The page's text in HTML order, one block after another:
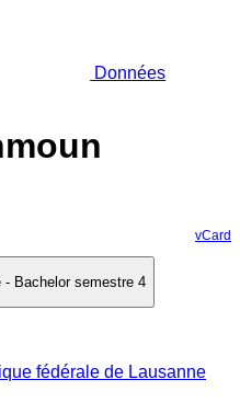
Données
vCard
Bachelor semestre 4